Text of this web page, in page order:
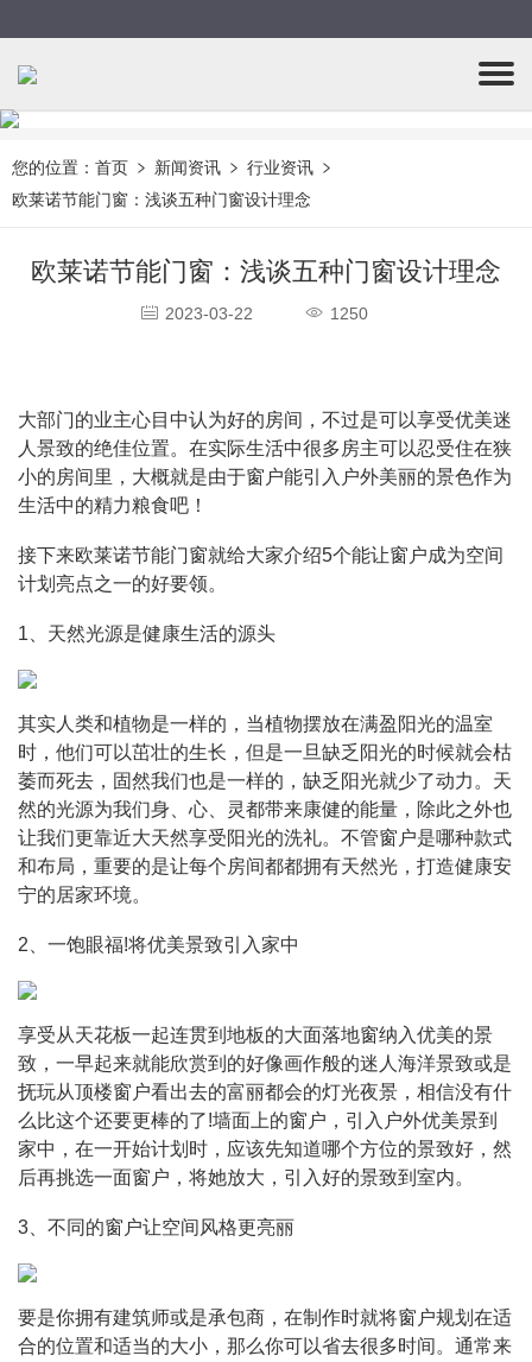
您的位置： 首页 新闻资讯
行业资讯
欧莱诺节能门窗：浅谈五种门窗设计理念
欧莱诺节能门窗：浅谈五种门窗设计理念
2023-03-22 1250
大部门的业主心目中认为好的房间，不过是可以享受优美迷
人景致的绝佳位置。在实际生活中很多房主可以忍受住在狭
小的房间里，大概就是由于窗户能引入户外美丽的景色作为
生活中的精力粮食吧！
接下来欧莱诺节能门窗就给大家介绍5个能让窗户成为空间
计划亮点之一的好要领。
1、天然光源是健康生活的源头
其实人类和植物是一样的，当植物摆放在满盈阳光的温室
时，他们可以茁壮的生长，但是一旦缺乏阳光的时候就会枯
萎而死去，固然我们也是一样的，缺乏阳光就少了动力。天
然的光源为我们身、心、灵都带来康健的能量，除此之外也
让我们更靠近大天然享受阳光的洗礼。不管窗户是哪种款式
和布局，重要的是让每个房间都都拥有天然光，打造健康安
宁的居家环境。
2、一饱眼福!将优美景致引入家中
享受从天花板一起连贯到地板的大面落地窗纳入优美的景
致，一早起来就能欣赏到的好像画作般的迷人海洋景致或是
抚玩从顶楼窗户看出去的富丽都会的灯光夜景，相信没有什
么比这个还要更棒的了!墙面上的窗户，引入户外优美景到
家中，在一开始计划时，应该先知道哪个方位的景致好，然
后再挑选一面窗户，将她放大，引入好的景致到室内。
3、不同的窗户让空间风格更亮丽
要是你拥有建筑师或是承包商，在制作时就将窗户规划在适
合的位置和适当的大小，那么你可以省去很多时间。通常来